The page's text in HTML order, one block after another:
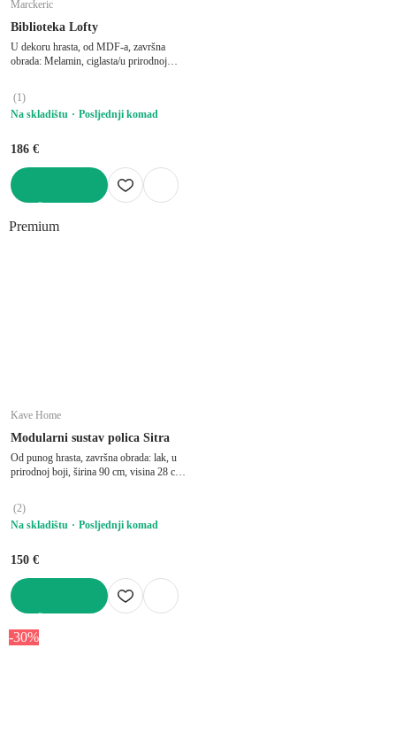
Marckeric
Biblioteka Lofty
U dekoru hrasta, od MDF-a, završna
obrada: Melamin, ciglasta/u prirodnoj
(1)
Na skladištu
Posljednji komad
186 €
Premium
Kave Home
Modularni sustav polica Sitra
Od punog hrasta, završna obrada: lak, u
prirodnoj boji, širina 90 cm, visina 28 cm,
(2)
Na skladištu
Posljednji komad
150 €
-30%